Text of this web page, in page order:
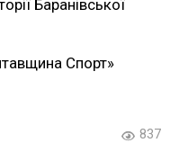
Баранівської
Спорт»
837